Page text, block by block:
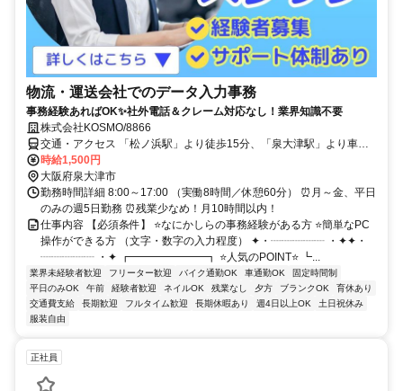
物流・運送会社でのデータ入力事務
事務経験あればOK✨社外電話＆クレーム対応なし！業界知識不要
株式会社KOSMO/8866
交通・アクセス 「松ノ浜駅」より徒歩15分、「泉大津駅」より車・
バイク7分、「堺駅」よりバス10分★車・バイク・自転車通勤OK（無
料駐車場完備）
時給1,500円
大阪府泉大津市
勤務時間詳細 8:00～17:00 （実働8時間／休憩60分） ⏰月～金、平日
のみの週5日勤務 ⏰残業少なめ！月10時間以内！
仕事内容 【必須条件】 ⭐なにかしらの事務経験がある方 ⭐簡単なPC
操作ができる方 （文字・数字の入力程度） ✦・┈┈┈┈┈ ・✦✦・
┈┈┈┈┈ ・✦ ┏━━━━━━━┓ ⭐人気のPOINT⭐ ┗...
業界未経験者歓迎 フリーター歓迎 バイク通勤OK 車通勤OK
固定時間制
平日のみOK
午前 経験者歓迎 ネイルOK 残業なし 夕方 ブランクOK
育休あり
交通費支給
長期歓迎 フルタイム歓迎 長期休暇あり 週4日以上OK
土日祝休み
服装自由
正社員